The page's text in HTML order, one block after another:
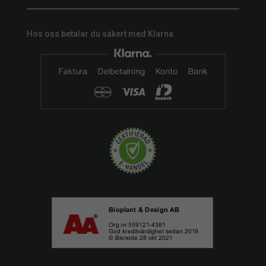
Hos oss betalar du säkert med Klarna.